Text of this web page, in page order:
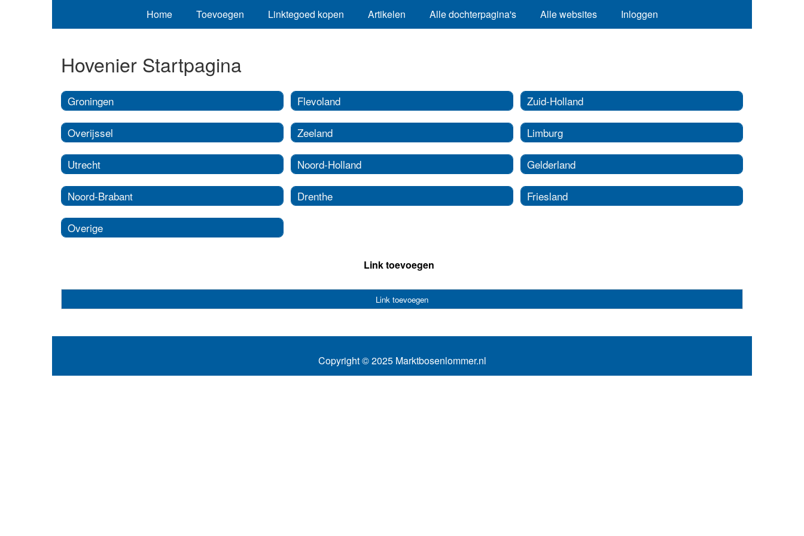
Home Toevoegen Linktegoed kopen Artikelen Alle dochterpagina's Alle websites Inloggen
Hovenier Startpagina
Groningen
Overijssel
Utrecht
Noord-Brabant
Overige
Flevoland
Zeeland
Noord-Holland
Drenthe
Zuid-Holland
Limburg
Gelderland
Friesland
Link toevoegen
Link toevoegen
Copyright © 2025 Marktbosenlommer.nl